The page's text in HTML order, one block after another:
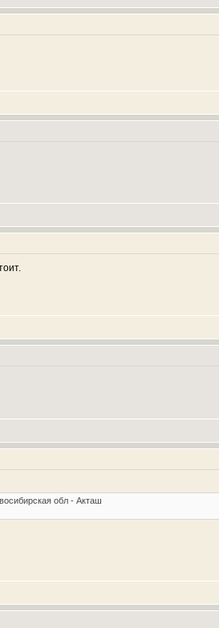
обл - Акташ